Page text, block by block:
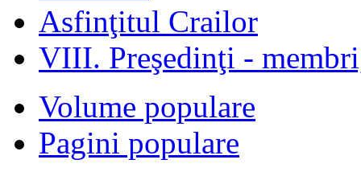
Asfinţitul Crailor
VIII. Preşedinţi -
Volume populare
Pagini populare